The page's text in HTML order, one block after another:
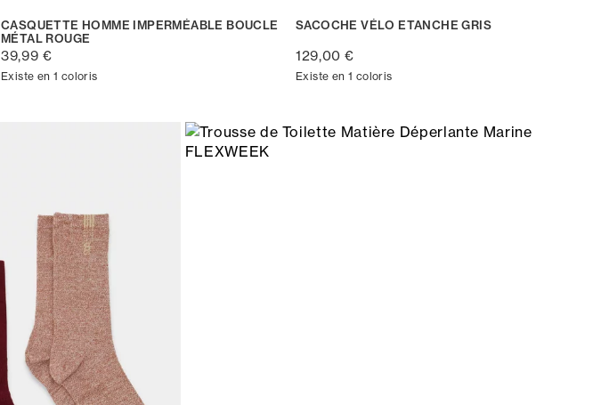
CASQUETTE HOMME IMPERMÉABLE BOUCLE
MÉTAL ROUGE
39,99 €
Existe en 1 coloris
SACOCHE VÉLO ETANCHE GRIS
129,00 €
Existe en 1 coloris